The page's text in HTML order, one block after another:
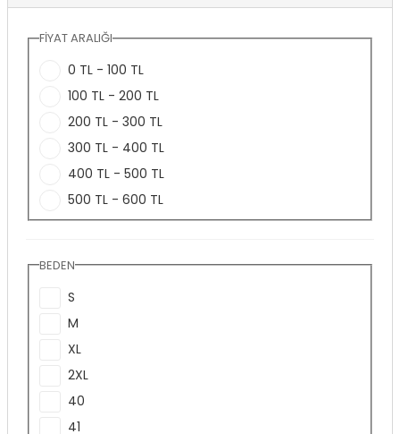
FIYAT ARALIĞI
0 TL - 100 TL
100 TL - 200 TL
200 TL - 300 TL
300 TL - 400 TL
400 TL - 500 TL
500 TL - 600 TL
BEDEN
S
M
XL
2XL
40
41